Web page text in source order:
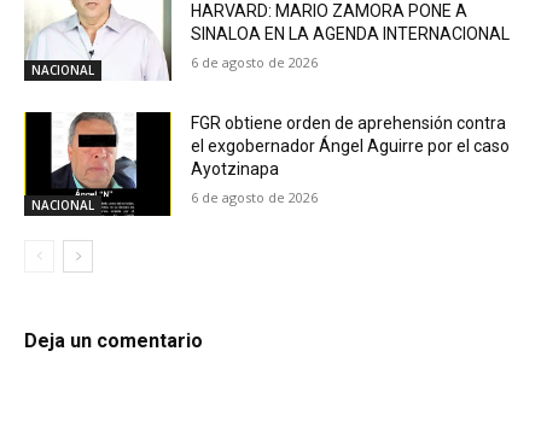
NACIONAL
HARVARD: MARIO ZAMORA PONE A
SINALOA EN LA AGENDA INTERNACIONAL
6 de agosto de 2026
NACIONAL
FGR obtiene orden de aprehensión contra
el exgobernador Ángel Aguirre por el caso
Ayotzinapa
6 de agosto de 2026
Deja un comentario